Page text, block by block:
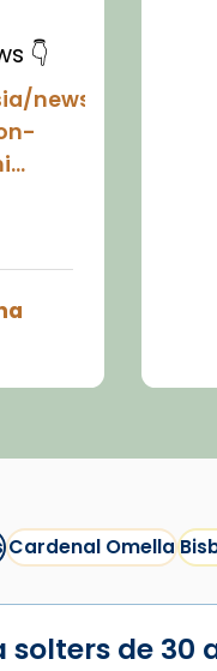
👇
news/2026-
de
Cardenal Omella
de 30